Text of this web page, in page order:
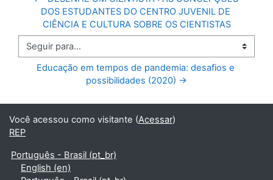
DOS ESTUDANTES DO CENTRO JUVENIL DE
CIÊNCIA E CULTURA SOBRE OS CIENTISTAS
Seguir para...
Educação em tempos de pandemia: desafios e
possibilidades (2020) →
Você acessou como visitante (Acessar)
REP
Português - Brasil ‎(pt_br)‎
English ‎(en)‎